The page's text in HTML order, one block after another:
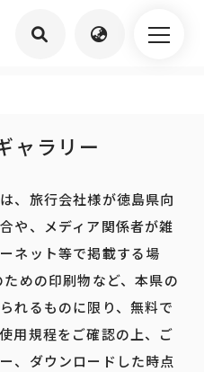
ャラリー
、旅行会社様が徳島県向
や、メディア関係者が雑
ネット等で掲載する場
めの印刷物など、本県の
れるものに限り、無料で
用規程をご確認の上、ご
、ダウンロードした時点